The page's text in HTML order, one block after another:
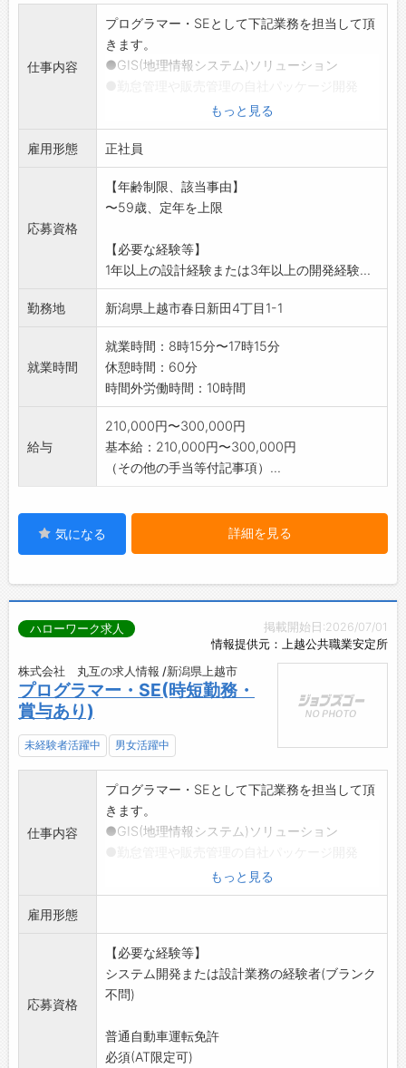
仕事内容
プログラマー・SEとして下記業務を担当して頂
きます。
●GIS(地理情報システム)ソリューション
●各種Windows,Webアプリケーション開発
●介護事業の運営を助けるシステム開発・設計
入社後は各種セミナー参加や資格取得支援があ
り、スキルアップが
可能です。
私たちは、新たな世代の皆様とともに、地域に
0年企業を目指しています。
※U/Iターン大歓迎 ※男女共に活躍中
※応募前職場見学可能(事前連絡要)※業務で社用
車の運転あり(
もっと見る
雇用形態 正社員
応募資格
【年齢制限、該当事由】
〜59歳、定年を上限
【必要な経験等】
1年以上の設計経験または3年以上の開発経験...
勤務地 新潟県上越市春日新田4丁目1-1
就業時間
就業時間：8時15分〜17時15分
休憩時間：60分
時間外労働時間：10時間
給与
210,000円〜300,000円
基本給：210,000円〜300,000円
（その他の手当等付記事項）...
気になる 詳細を見る
掲載開始日:2026/07/01
情報提供元：上越公共職業安定所
ハローワーク求人
株式会社 丸互の求人情報 /新潟県上越市
プログラマー・SE(時短勤務・
賞与あり)
未経験者活躍中 男女活躍中
仕事内容
プログラマー・SEとして下記業務を担当して頂
きます。
●GIS(地理情報システム)ソリューション
●各種Windows,Webアプリケーション開発
●介護事業の運営を助けるシステム開発・設計
り、スキルアップが
可能です。育児介護との両立が可能な時短勤務
を希望されている方
、いかがでしょうか。ご検討いただき、ぜひ会
さい。ご応募お待ちしております。
※U/Iターン大歓迎 ※男女共に活躍中
もっと見る
雇用形態
応募資格
【必要な経験等】
システム開発または設計業務の経験者(ブランク
不問)
普通自動車運転免許
必須(AT限定可)